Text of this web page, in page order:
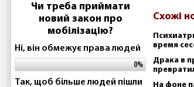
Чи треба приймати
новий закон про
мобілізацію?
Ні, він обмежує права людей
0%
Так, щоб більше людей пішли
Схожі
время
Драка в
На фоне